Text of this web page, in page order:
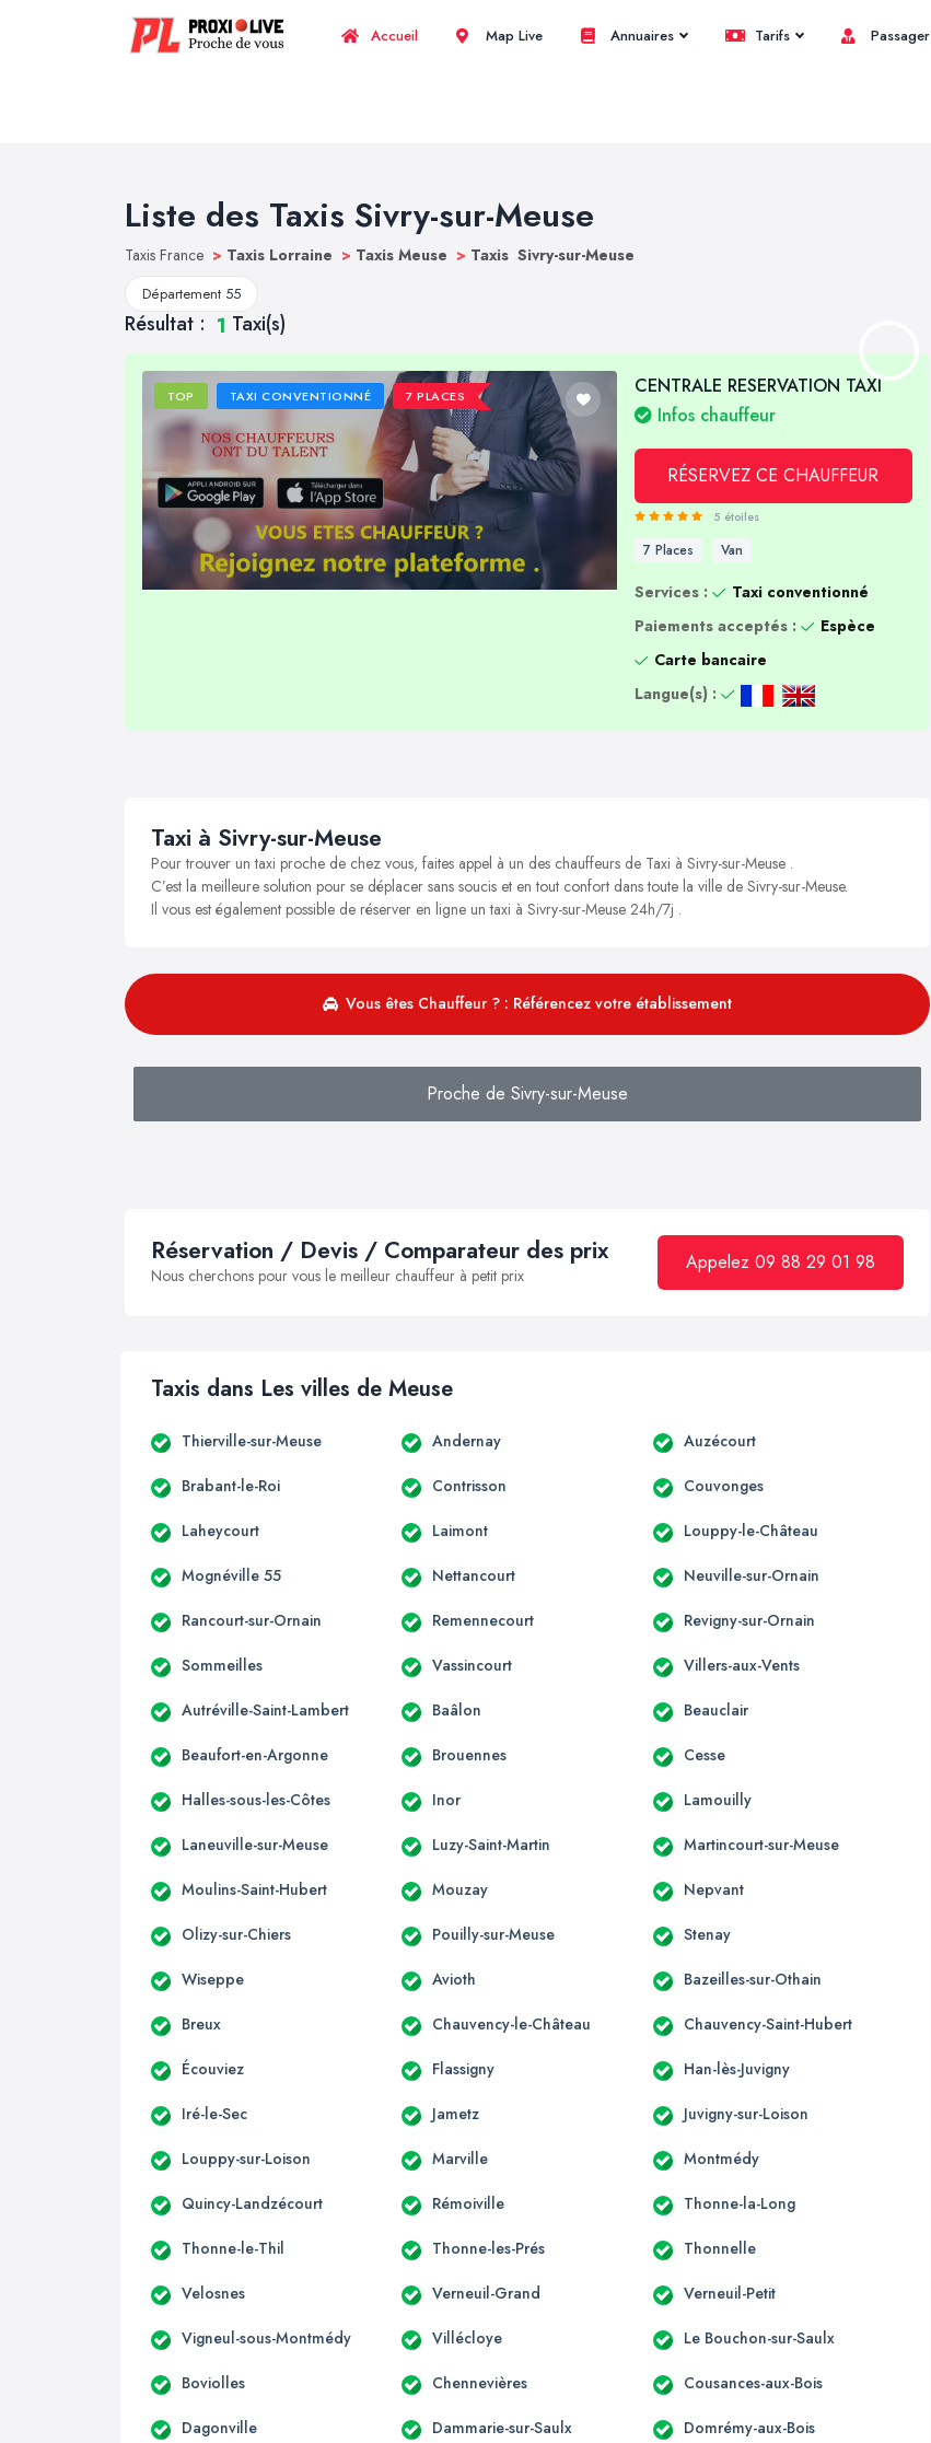
Accueil Map Live Annuaires Tarifs Passager
Liste des Taxis Sivry-sur-Meuse
Taxis France > Taxis Lorraine > Taxis Meuse > Taxis Sivry-sur-Meuse
Département 55
Résultat : 1 Taxi(s)
TOP TAXI CONVENTIONNÉ 7 PLACES
CENTRALE RESERVATION TAXI
Infos chauffeur
RÉSERVEZ CE CHAUFFEUR
5 étoiles
7 Places Van
Services :
Taxi conventionné
Paiements acceptés :
Espèce
Carte bancaire
Langue(s) :
Taxi à Sivry-sur-Meuse
Pour trouver un taxi proche de chez vous, faites appel à un des chauffeurs de Taxi à Sivry-sur-Meuse .
C’est la meilleure solution pour se déplacer sans soucis et en tout confort dans toute la ville de Sivry-sur-Meuse.
Il vous est également possible de réserver en ligne un taxi à Sivry-sur-Meuse 24h/7j .
Vous êtes Chauffeur ? : Référencez votre établissement
Proche de Sivry-sur-Meuse
Réservation / Devis / Comparateur des prix
Nous cherchons pour vous le meilleur chauffeur à petit prix
Appelez 09 88 29 01 98
Taxis dans Les villes de Meuse
Thierville-sur-Meuse Andernay Auzécourt
Brabant-le-Roi Contrisson Couvonges
Laheycourt Laimont Louppy-le-Château
Mognéville 55 Nettancourt Neuville-sur-Ornain
Rancourt-sur-Ornain Remennecourt Revigny-sur-Ornain
Sommeilles Vassincourt Villers-aux-Vents
Autréville-Saint-Lambert Baâlon Beauclair
Beaufort-en-Argonne Brouennes Cesse
Halles-sous-les-Côtes Inor Lamouilly
Laneuville-sur-Meuse Luzy-Saint-Martin Martincourt-sur-Meuse
Moulins-Saint-Hubert Mouzay Nepvant
Olizy-sur-Chiers Pouilly-sur-Meuse Stenay
Wiseppe Avioth Bazeilles-sur-Othain
Breux Chauvency-le-Château Chauvency-Saint-Hubert
Écouviez Flassigny Han-lès-Juvigny
Iré-le-Sec Jametz Juvigny-sur-Loison
Louppy-sur-Loison Marville Montmédy
Quincy-Landzécourt Rémoiville Thonne-la-Long
Thonne-le-Thil Thonne-les-Prés Thonnelle
Velosnes Verneuil-Grand Verneuil-Petit
Vigneul-sous-Montmédy Villécloye Le Bouchon-sur-Saulx
Boviolles Chennevières Cousances-aux-Bois
Dagonville Dammarie-sur-Saulx Domrémy-aux-Bois